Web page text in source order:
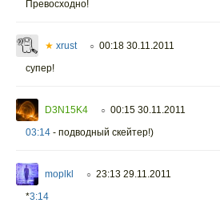
Превосходно!
★ xrust ○ 00:18 30.11.2011
супер!
D3N15K4 ○ 00:15 30.11.2011
03:14 - подводный скейтер!)
moplkl ○ 23:13 29.11.2011
*3:14